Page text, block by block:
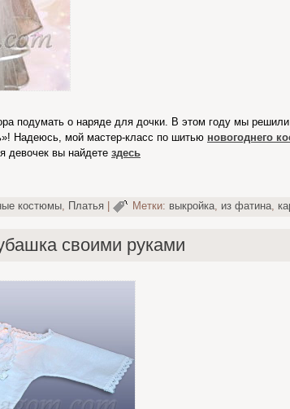
подумать о наряде для дочки. В этом году мы
Надеюсь, мой мастер-класс по шитью новогоднего
девочек вы найдете здесь
костюмы, Платья Метки: выкройка, из фатина,
своими руками